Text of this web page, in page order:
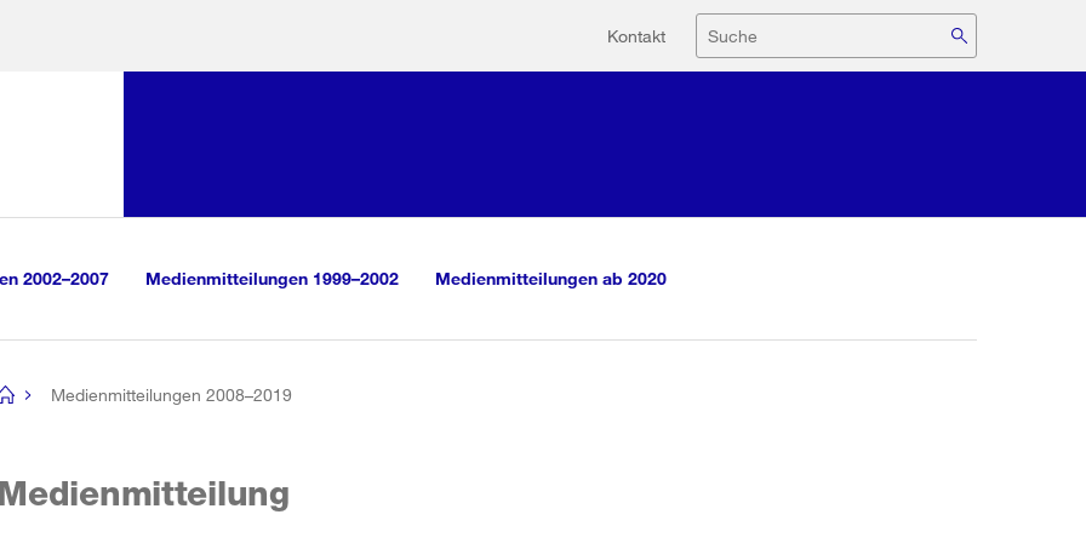
Hilfsnavigation
Kontakt Suche
2002–2007 Medienmitteilungen 1999–2002 Medienmitteilungen ab 2020
Medienmitteilungen 2008–2019